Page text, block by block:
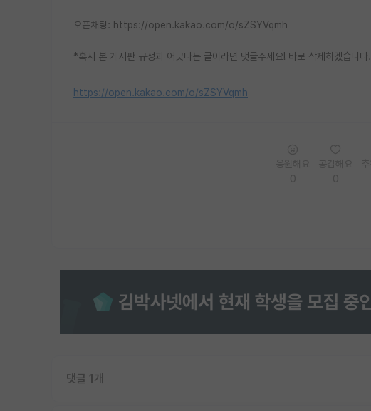
오픈채팅: https://open.kakao.com/o/sZSYVqmh
*혹시 본 게시판 규정과 어긋나는 글이라면 댓글주세요! 바로 삭제하겠습니다.
https://open.kakao.com/o/sZSYVqmh
댓글 1개